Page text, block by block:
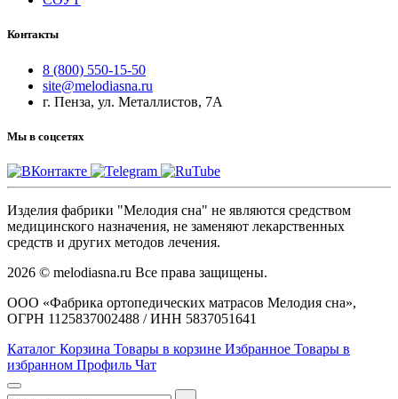
Контакты
8 (800) 550-15-50
site@melodiasna.ru
г. Пенза, ул. Металлистов, 7А
Мы в соцсетях
Изделия фабрики "Мелодия сна" не являются средством
медицинского назначения, не заменяют лекарственных
средств и других методов лечения.
2026 © melodiasna.ru Все права защищены.
ООО «Фабрика ортопедических матрасов Мелодия сна»,
ОГРН 1125837002488 / ИНН 5837051641
Каталог Корзина Товары в корзине Избранное Товары в
избранном Профиль Чат